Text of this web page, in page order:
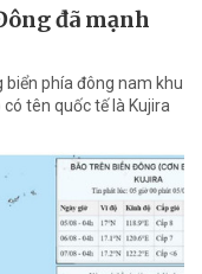
đã mạnh
phía đông nam khu
tên quốc tế là Kujira